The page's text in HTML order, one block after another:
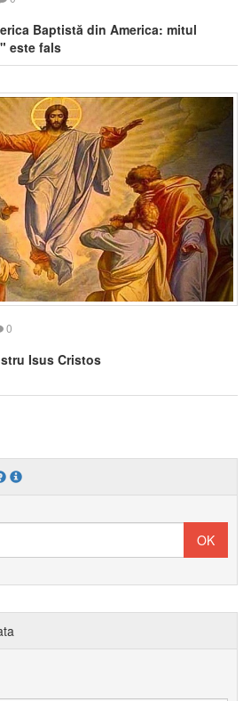
Baptistă din America: mitul
este fals
0
Isus Cristos